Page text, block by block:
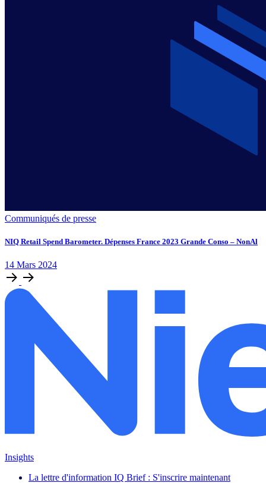
Communiqués de presse
NIQ Retail Spend Barometer. Dépenses France 2023 Grande Conso – NonAl
14 Mars 2024
Insights
La lettre d'information IQ Brief : S'inscrire maintenant